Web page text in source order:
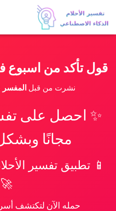
قول تأكد من اسبوع
نشرت من قبل المفسر
✨ احصل على
مجانًا
🚀
حمله الآن لتكتشف